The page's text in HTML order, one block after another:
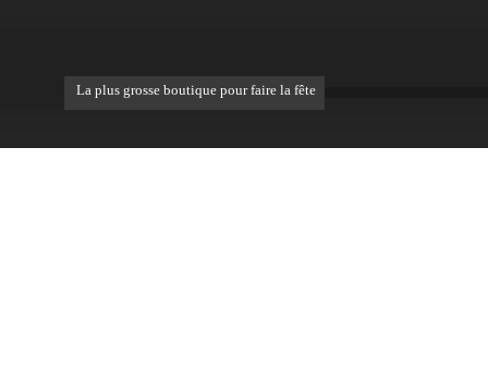
La plus grosse boutique pour faire la fête